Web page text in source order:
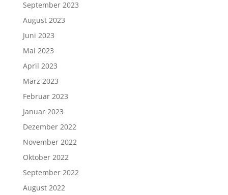
September 2023
August 2023
Juni 2023
Mai 2023
April 2023
März 2023
Februar 2023
Januar 2023
Dezember 2022
November 2022
Oktober 2022
September 2022
August 2022